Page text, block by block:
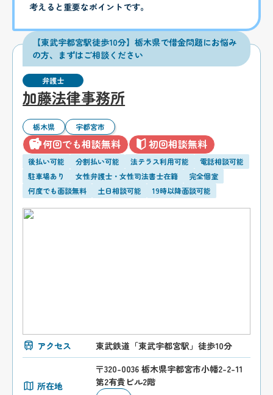
考えると重要なポイントです。
【東武宇都宮駅徒歩10分】栃木県で借金問題にお悩み
の方、まずはご相談ください
弁護士
加藤法律事務所
栃木県 宇都宮市
何回でも相談無料 初回相談無料
後払い可能 分割払い可能 法テラス利用可能
電話相談可能
駐車場あり
女性弁護士・女性司法書士在籍
完全個室
何度でも面談無料
土日相談可能 19時以降面談可能
アクセス 東武鉄道「東武宇都宮駅」徒歩10分
所在地
〒320-0036 栃木県宇都宮市小幡2-2-11
第2有貴ビル2階